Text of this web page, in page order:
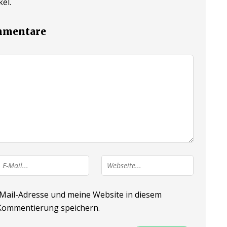
Adresse und meine Website in diesem
speichern.